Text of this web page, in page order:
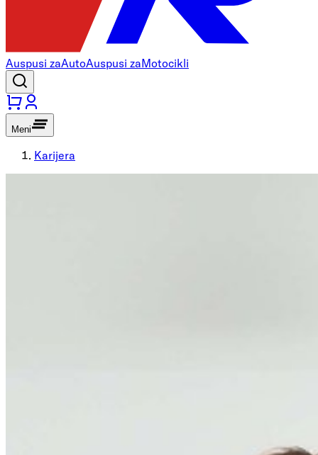
Auspusi zaAutoAuspusi zaMotocikli
Meni
Karijera